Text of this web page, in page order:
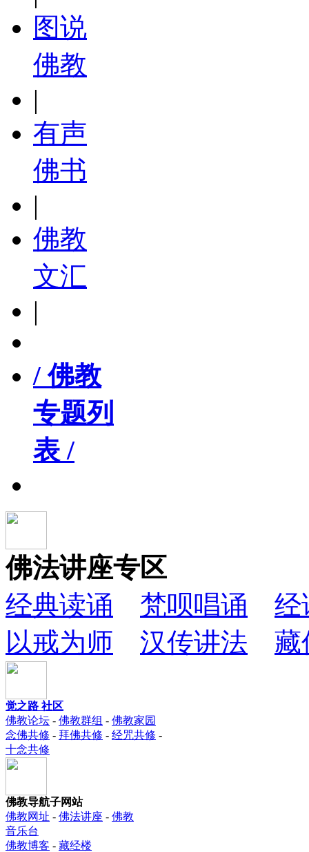
图说
佛教
|
有声
佛书
|
佛教
文汇
|
/ 佛教
专题列
表 /
佛法讲座专区
经典读诵
梵呗唱诵
经
以戒为师
汉传讲法 藏
觉之路 社区
佛教论坛 - 佛教群组 - 佛教家园
念佛共修 - 拜佛共修 - 经咒共修 -
十念共修
佛教导航子网站
佛教网址 - 佛法讲座 - 佛教
音乐台
佛教博客 - 藏经楼